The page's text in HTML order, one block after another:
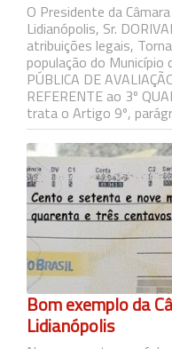
O Presidente da
Lidianópolis, Sr.
atribuições legais,
população do Município
PÚBLICA DE
REFERENTE ao 3º
trata o Artigo 9º,
Bom exemplo da
Lidianópolis